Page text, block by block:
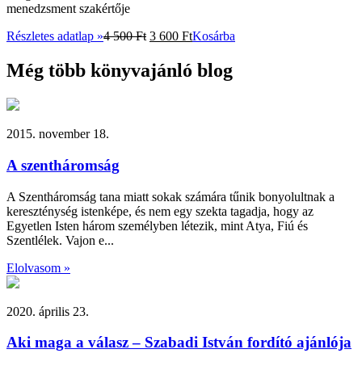
menedzsment szakértője
Részletes adatlap »4 500Ft 3 600 FtKosárba
Még több könyvajánló blog
2015. november 18.
A szentháromság
A Szentháromság tana miatt sokak számára tűnik bonyolultnak a
kereszténység istenképe, és nem egy szekta tagadja, hogy az
Egyetlen Isten három személyben létezik, mint Atya, Fiú és
Szentlélek. Vajon e...
Elolvasom »
2020. április 23.
Aki maga a válasz – Szabadi István fordító ajánlója